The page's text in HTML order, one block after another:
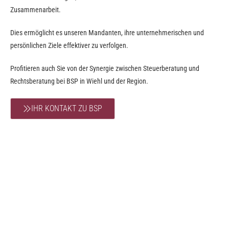
Zusammenarbeit.
Dies ermöglicht es unseren Mandanten, ihre unternehmerischen und
persönlichen Ziele effektiver zu verfolgen.
Profitieren auch Sie von der Synergie zwischen Steuerberatung und
Rechtsberatung bei BSP in Wiehl und der Region.
IHR KONTAKT ZU BSP